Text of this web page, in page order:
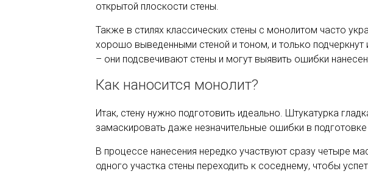
открытой плоскости стены.
Также в стилях классических стены с монолитом часто
хорошо выведенными стеной и тоном, и только
– они подсвечивают стены и могут выявить ошибки
Как наносится монолит?
Итак, стену нужно подготовить идеально. Штукатурка
замаскировать даже незначительные ошибки в
В процессе нанесения нередко участвуют сразу четыре
одного участка стены переходить к соседнему, чтобы